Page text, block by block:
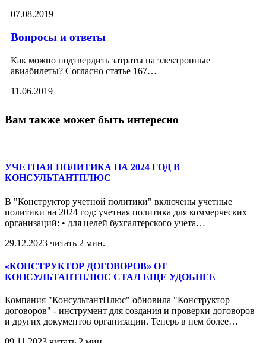
07.08.2019
Вопросы и ответы
Как можно подтвердить затраты на электронные
авиабилеты? Согласно статье 167…
11.06.2019
Вам также может быть интересно
УЧЕТНАЯ ПОЛИТИКА НА 2024 ГОД В
КОНСУЛЬТАНТПЛЮС
В "Конструктор учетной политики" включены учетные
политики на 2024 год: учетная политика для коммерческих
организаций: • для целей бухгалтерского учета…
29.12.2023 читать 2 мин.
«КОНСТРУКТОР ДОГОВОРОВ» ОТ
КОНСУЛЬТАНТПЛЮС СТАЛ ЕЩЕ УДОБНЕЕ
Компания "КонсультантПлюс" обновила "Конструктор
договоров" - инструмент для создания и проверки договоров
и других документов организации. Теперь в нем более…